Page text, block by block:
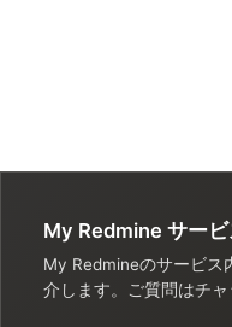
My Redmine サー
My Redmineのサービス
介します。ご質問はチャ